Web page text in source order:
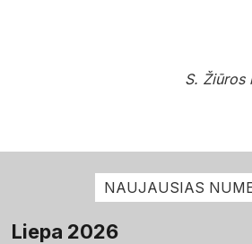
S. Žiūros
NAUJAUSIAS
Liepa 2026